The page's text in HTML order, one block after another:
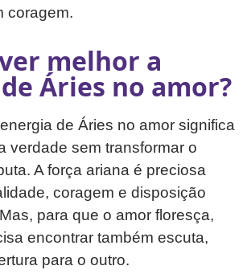
coragem.
melhor a
Áries no amor?
de Áries no amor significa
verdade sem transformar o
A força ariana é preciosa
coragem e disposição
para que o amor floresça,
encontrar também escuta,
para o outro.